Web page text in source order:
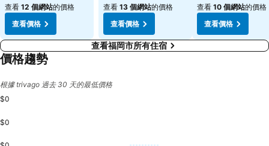
查看 12 個網站的價格
查看價格
查看 13 個網站的價格
查看價格
查看 10 個網站的價格
查看價格
查看福岡市所有住宿
價格趨勢
根據 trivago 過去 30 天的最低價格
$0
$0